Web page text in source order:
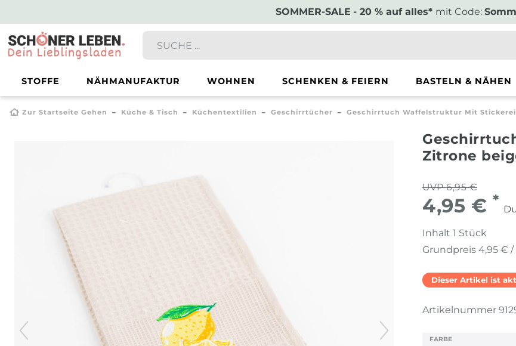
SOMMER-SALE - 20 % auf alles* mit Code:
STOFFE NÄHMANUFAKTUR WOHNEN SCHENKEN & FEIERN BASTELN & NÄHEN
Zur Startseite Gehen Küche & Tisch Küchentextilien Geschirrtücher Geschirrtuch Waffelstruktur Mit
Zitrone
UVP 6,95 €
4,95 € *
Inhalt 1 Stück
Grundpreis 4,95 €
Dieser Artikel ist
Artikelnummer
FARBE